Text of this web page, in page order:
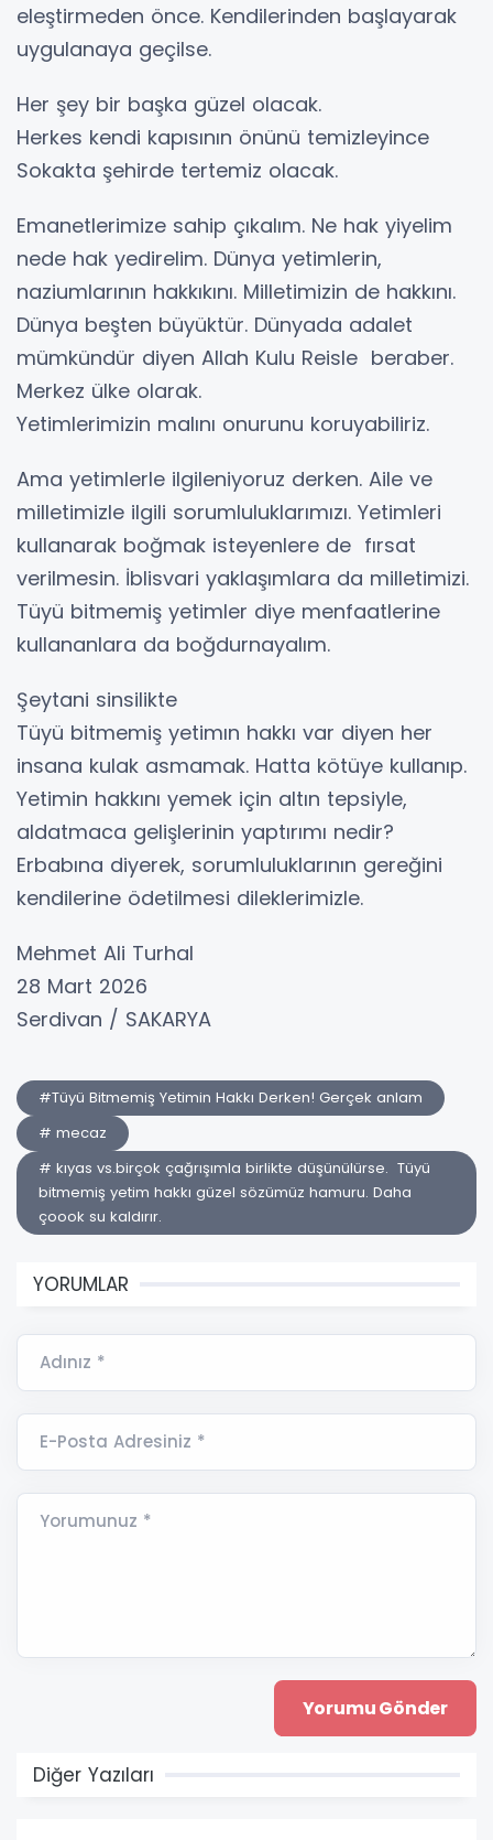
eleştirmeden önce. Kendilerinden başlayarak
uygulanaya geçilse.
Her şey bir başka güzel olacak.
Herkes kendi kapısının önünü temizleyince
Sokakta şehirde tertemiz olacak.
Emanetlerimize sahip çıkalım. Ne hak yiyelim
nede hak yedirelim. Dünya yetimlerin,
naziumlarının hakkıkını. Milletimizin de hakkını.
Dünya beşten büyüktür. Dünyada adalet
mümkündür diyen Allah Kulu Reisle beraber.
Merkez ülke olarak.
Yetimlerimizin malını onurunu koruyabiliriz.
Ama yetimlerle ilgileniyoruz derken. Aile ve
milletimizle ilgili sorumluluklarımızı. Yetimleri
kullanarak boğmak isteyenlere de fırsat
verilmesin. İblisvari yaklaşımlara da milletimizi.
Tüyü bitmemiş yetimler diye menfaatlerine
kullananlara da boğdurnayalım.
Şeytani sinsilikte
Tüyü bitmemiş yetimın hakkı var diyen her
insana kulak asmamak. Hatta kötüye kullanıp.
Yetimin hakkını yemek için altın tepsiyle,
aldatmaca gelişlerinin yaptırımı nedir?
Erbabına diyerek, sorumluluklarının gereğini
kendilerine ödetilmesi dileklerimizle.
Mehmet Ali Turhal
28 Mart 2026
Serdivan / SAKARYA
#Tüyü Bitmemiş Yetimin Hakkı Derken! Gerçek anlam
# mecaz
# kıyas vs.birçok çağrışımla birlikte düşünülürse. Tüyü
bitmemiş yetim hakkı güzel sözümüz hamuru. Daha
çoook su kaldırır.
YORUMLAR
Adınız *
E-Posta Adresiniz *
Yorumunuz *
Diğer Yazıları